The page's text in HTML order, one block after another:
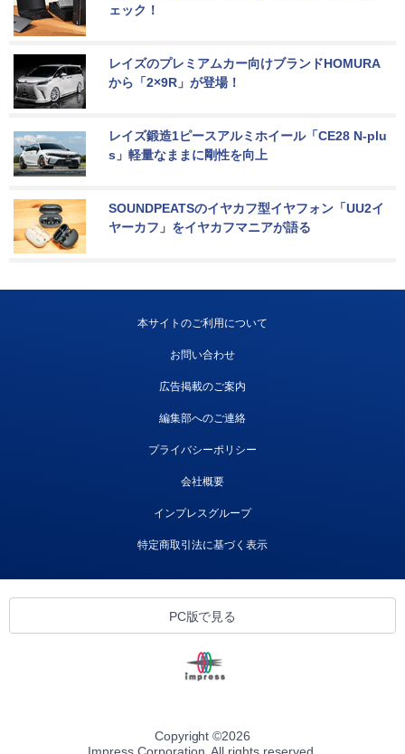
ェック！
レイズのプレミアムカー向けブランドHOMURA
から「2×9R」が登場！
レイズ鍛造1ピースアルミホイール「CE28 N-plu
s」軽量なままに剛性を向上
SOUNDPEATSのイヤカフ型イヤフォン「UU2イ
ヤーカフ」をイヤカフマニアが語る
本サイトのご利用について
お問い合わせ
広告掲載のご案内
編集部へのご連絡
プライバシーポリシー
会社概要
インプレスグループ
特定商取引法に基づく表示
PC版で見る
Copyright ©2026